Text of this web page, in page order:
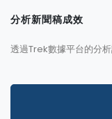
分析新聞稿成效
透過Trek數據平台的分